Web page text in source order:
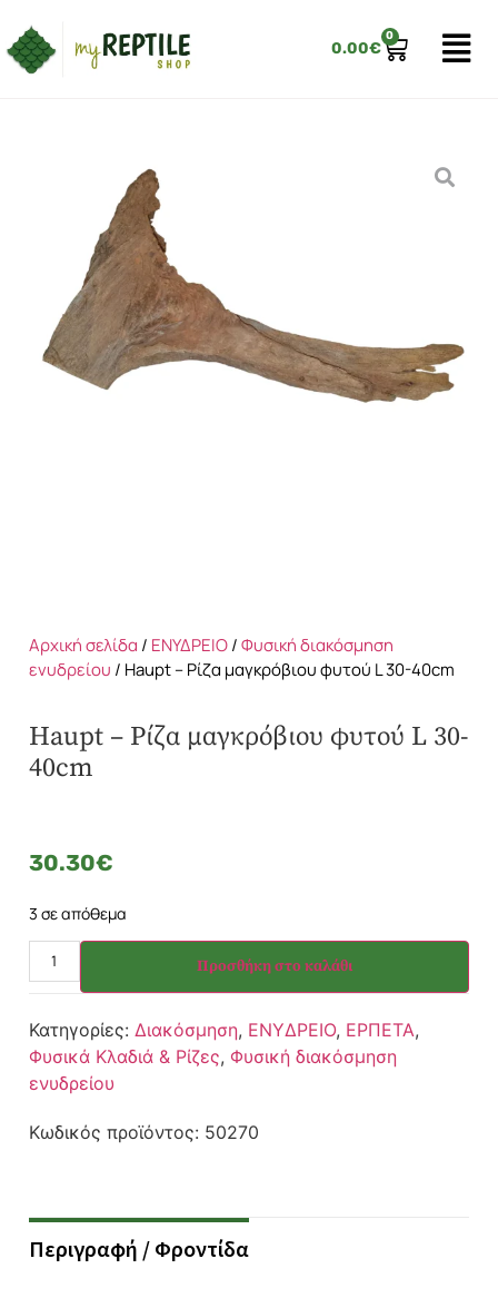
0.00€
0
Αρχική σελίδα / ΕΝΥΔΡΕΙΟ/Φυσική διακόσμηση
ενυδρείου / Haupt – Ρίζα μαγκρόβιου φυτού L 30-40cm
Haupt – Ρίζα μαγκρόβιου φυτού L 30-
40cm
30.30€
3 σε απόθεμα
Προσθήκη στο καλάθι
Κατηγορίες: Διακόσμηση, ΕΝΥΔΡΕΙΟ, ΕΡΠΕΤΑ,
Φυσικά Κλαδιά & Ρίζες, Φυσική διακόσμηση
ενυδρείου
Κωδικός προϊόντος: 50270
Περιγραφή / Φροντίδα